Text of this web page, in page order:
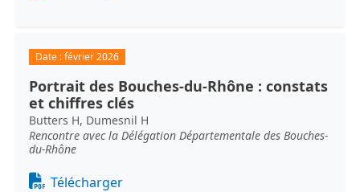
Date :février 2026
Portrait des Bouches-du-Rhône : constats
et chiffres clés
Butters H, Dumesnil H
Rencontre avec la Délégation Départementale des Bouches-
du-Rhône
Document
Télécharger